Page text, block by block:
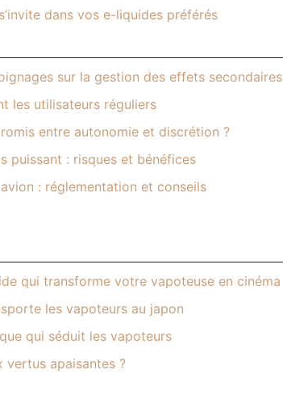
dans vos e-liquides préférés
sur la gestion des effets secondaires
les utilisateurs réguliers
entre autonomie et discrétion ?
puissant : risques et bénéfices
: réglementation et conseils
qui transforme votre vapoteuse en cinéma
les vapoteurs au japon
qui séduit les vapoteurs
vertus apaisantes ?